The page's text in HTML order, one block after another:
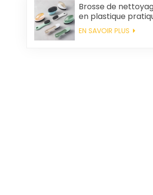
Brosse de
en plastique
en gros
EN SAVOIR PLUS